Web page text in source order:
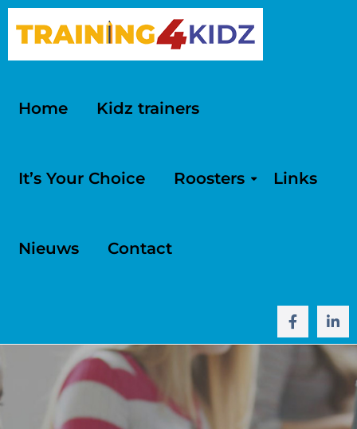
Home Kidz trainers
It’s Your Choice Roosters Links
Nieuws Contact